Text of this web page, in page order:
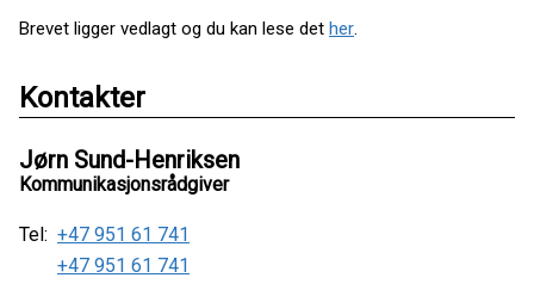
Brevet ligger vedlagt og du kan lese det her.
Kontakter
Jørn Sund-Henriksen
Kommunikasjonsrådgiver
Tel: +47 951 61 741
+47 951 61 741